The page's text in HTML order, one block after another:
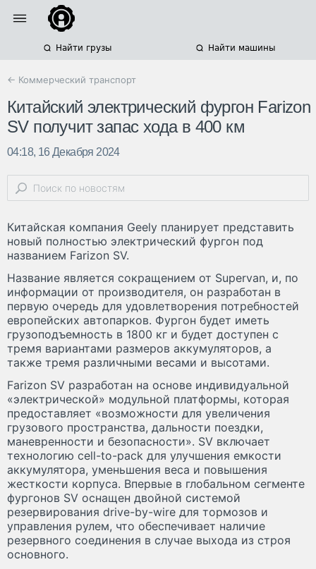
Найти грузы Найти машины
← Коммерческий транспорт
Китайский электрический фургон Farizon
SV получит запас хода в 400 км
04:18, 16 Декабря 2024
Китайская компания Geely планирует представить
новый полностью электрический фургон под
названием Farizon SV.
Название является сокращением от Supervan, и, по
информации от производителя, он разработан в
первую очередь для удовлетворения потребностей
европейских автопарков. Фургон будет иметь
грузоподъемность в 1800 кг и будет доступен с
тремя вариантами размеров аккумуляторов, а
также тремя различными весами и высотами.
Farizon SV разработан на основе индивидуальной
«электрической» модульной платформы, которая
предоставляет «возможности для увеличения
грузового пространства, дальности поездки,
маневренности и безопасности». SV включает
технологию cell-to-pack для улучшения емкости
аккумулятора, уменьшения веса и повышения
жесткости корпуса. Впервые в глобальном сегменте
фургонов SV оснащен двойной системой
резервирования drive-by-wire для тормозов и
управления рулем, что обеспечивает наличие
резервного соединения в случае выхода из строя
основного.